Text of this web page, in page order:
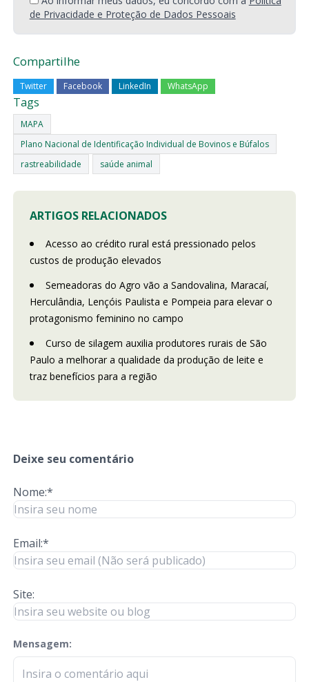
de Privacidade e Proteção de Dados Pessoais
Compartilhe
Twitter Facebook LinkedIn WhatsApp
Tags
MAPA
Plano Nacional de Identificação Individual de Bovinos e Búfalos
rastreabilidade
saúde animal
ARTIGOS RELACIONADOS
Acesso ao crédito rural está pressionado pelos
custos de produção elevados
Semeadoras do Agro vão a Sandovalina, Maracaí,
Herculândia, Lençóis Paulista e Pompeia para elevar o
protagonismo feminino no campo
Curso de silagem auxilia produtores rurais de São
Paulo a melhorar a qualidade da produção de leite e
traz benefícios para a região
Deixe seu comentário
Nome:*
Email:*
Site:
Mensagem:
check-terms